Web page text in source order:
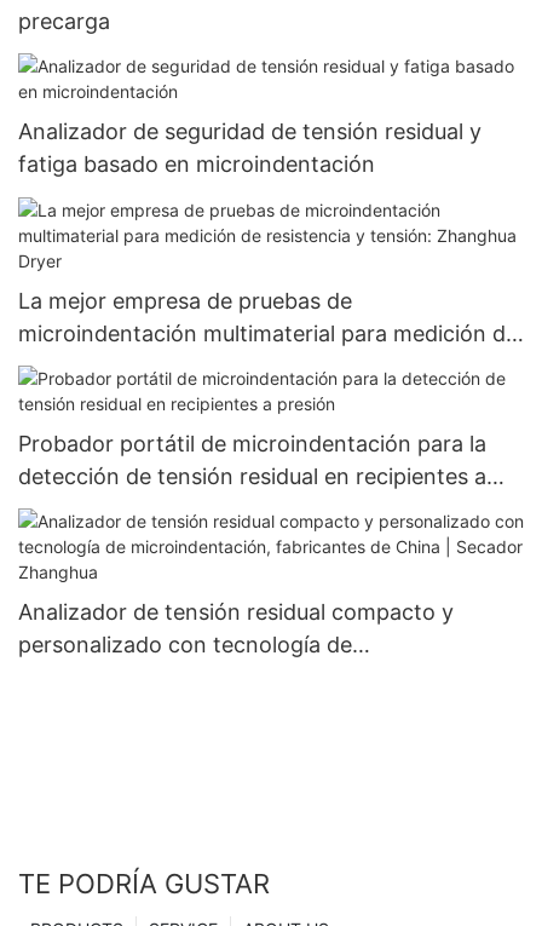
precarga
Analizador de seguridad de tensión residual y
fatiga basado en microindentación
La mejor empresa de pruebas de
microindentación multimaterial para medición de
resistencia y tensión: Zhanghua Dryer
Probador portátil de microindentación para la
detección de tensión residual en recipientes a
presión
Analizador de tensión residual compacto y
personalizado con tecnología de
TE PODRÍA GUSTAR